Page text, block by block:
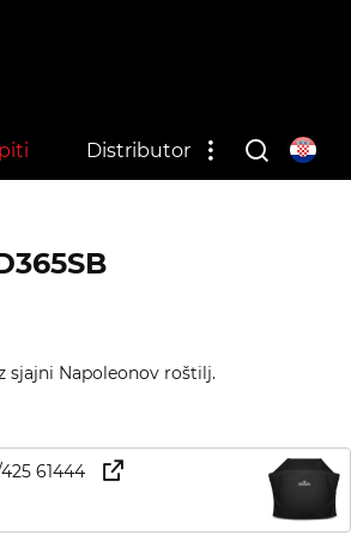
Distributor
sjajni Napoleonov roštilj.
61444